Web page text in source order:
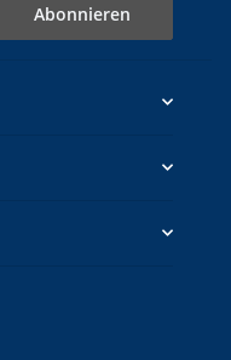
Abonnieren